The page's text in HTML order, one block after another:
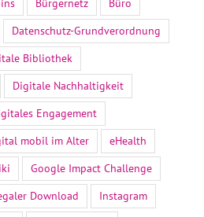
Bürgernetz
Büro
Datenschutz-Grundverordnung
Bibliothek
Digitale Nachhaltigkeit
Engagement
mobil im Alter
eHealth
Google Impact Challenge
Download
Instagram